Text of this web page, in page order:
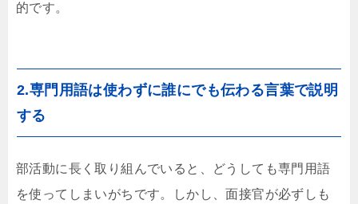
的です。
2.専門用語は使わずに誰にでも伝わる言葉で説明
する
部活動に長く取り組んでいると、どうしても専門用語
を使ってしまいがちです。しかし、面接官が必ずしも